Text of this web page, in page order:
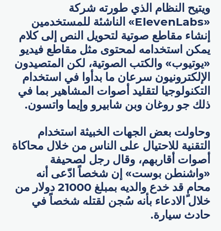
ويتيح النظام الذي طورته شركة
«ElevenLabs» الناشئة للمستخدمين
إنشاء مقاطع صوتية لتحويل النص إلى كلام
يمكن استخدامه لمحتوى مثل مقاطع فيديو
«يوتيوب» والكتب الصوتية، لكن المتصيدون
الإلكترونيون سرعان ما بدأوا في استخدام
التكنولوجيا لتقليد أصوات المشاهير بما في
ذلك جو روغان وبن شابيرو وإيما واتسون.
وحاولت بعض الجهات الخبيثة استخدام
التقنية للاحتيال على الناس من خلال محاكاة
أصوات أقاربهم، وقال رجل لصحيفة
«واشنطن بوست» إن شخصاً ادّعى أنه
محامٍ قد خدع والديه بمبلغ 21000 دولار من
خلال الادعاء بأنه سُجن لقتله شخصاً في
حادث سيارة.